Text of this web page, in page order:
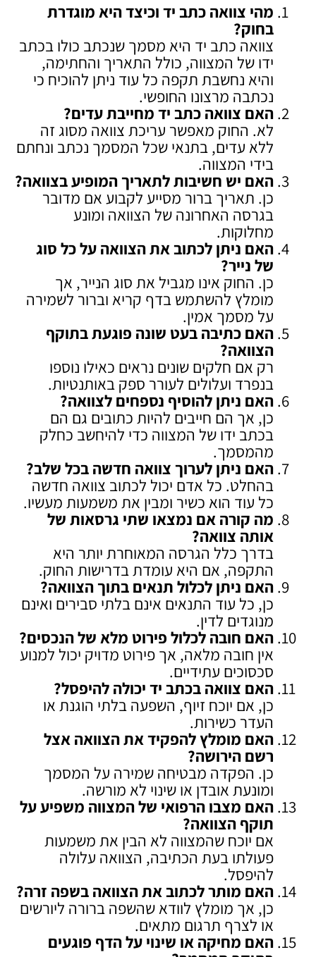
מהי צוואה כתב יד וכיצד היא מוגדרת
בחוק?
צוואה כתב יד היא מסמך שנכתב כולו בכתב
ידו של המצווה, כולל התאריך והחתימה,
והיא נחשבת תקפה כל עוד ניתן להוכיח כי
נכתבה מרצונו החופשי.
האם צוואה כתב יד מחייבת עדים?
לא. החוק מאפשר עריכת צוואה מסוג זה
ללא עדים, בתנאי שכל המסמך נכתב ונחתם
בידי המצווה.
האם יש חשיבות לתאריך המופיע בצוואה?
כן. תאריך ברור מסייע לקבוע אם מדובר
בגרסה האחרונה של הצוואה ומונע
מחלוקות.
האם ניתן לכתוב את הצוואה על כל סוג
של נייר?
כן. החוק אינו מגביל את סוג הנייר, אך
מומלץ להשתמש בדף קריא וברור לשמירה
על מסמך אמין.
האם כתיבה בעט שונה פוגעת בתוקף
הצוואה?
רק אם חלקים שונים נראים כאילו נוספו
בנפרד ועלולים לעורר ספק באותנטיות.
האם ניתן להוסיף נספחים לצוואה?
כן, אך הם חייבים להיות כתובים גם הם
בכתב ידו של המצווה כדי להיחשב כחלק
מהמסמך.
האם ניתן לערוך צוואה חדשה בכל שלב?
בהחלט. כל אדם יכול לכתוב צוואה חדשה
כל עוד הוא כשיר ומבין את משמעות מעשיו.
מה קורה אם נמצאו שתי גרסאות של
אותה צוואה?
בדרך כלל הגרסה המאוחרת יותר היא
התקפה, אם היא עומדת בדרישות החוק.
האם ניתן לכלול תנאים בתוך הצוואה?
כן, כל עוד התנאים אינם בלתי סבירים ואינם
מנוגדים לדין.
האם חובה לכלול פירוט מלא של הנכסים?
אין חובה מלאה, אך פירוט מדויק יכול למנוע
סכסוכים עתידיים.
האם צוואה בכתב יד יכולה להיפסל?
כן, אם יוכח זיוף, השפעה בלתי הוגנת או
העדר כשירות.
האם מומלץ להפקיד את הצוואה אצל
רשם הירושה?
כן. הפקדה מבטיחה שמירה על המסמך
ומונעת אובדן או שינוי לא מורשה.
האם מצבו הרפואי של המצווה משפיע על
תוקף הצוואה?
אם יוכח שהמצווה לא הבין את משמעות
פעולתו בעת הכתיבה, הצוואה עלולה
להיפסל.
האם מותר לכתוב את הצוואה בשפה זרה?
כן, אך מומלץ לוודא שהשפה ברורה ליורשים
או לצרף תרגום מתאים.
האם מחיקה או שינוי על הדף פוגעים